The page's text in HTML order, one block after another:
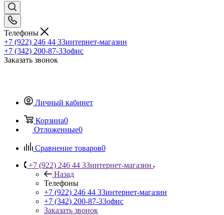
Телефоны
+7 (922) 246 44 33интернет-магазин
+7 (342) 200-87-33офис
Заказать звонок
Личный кабинет
Корзина0
Отложенные0
Сравнение товаров0
+7 (922) 246 44 33интернет-магазин
Назад
Телефоны
+7 (922) 246 44 33интернет-магазин
+7 (342) 200-87-33офис
Заказать звонок